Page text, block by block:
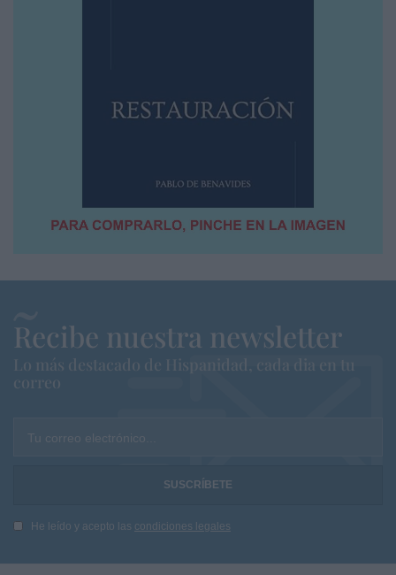
Recibe nuestra newsletter
Lo más destacado de Hispanidad, cada dia en tu
correo
Tu correo electrónico...
He leído y acepto las condiciones legales